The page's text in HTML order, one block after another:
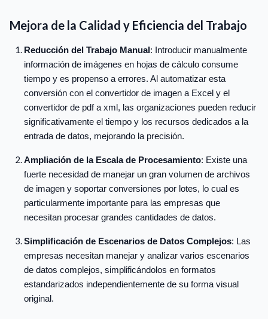
Mejora de la Calidad y Eficiencia del Trabajo
Reducción del Trabajo Manual: Introducir manualmente
información de imágenes en hojas de cálculo consume
tiempo y es propenso a errores. Al automatizar esta
conversión con el convertidor de imagen a Excel y el
convertidor de pdf a xml, las organizaciones pueden reducir
significativamente el tiempo y los recursos dedicados a la
entrada de datos, mejorando la precisión.
Ampliación de la Escala de Procesamiento: Existe una
fuerte necesidad de manejar un gran volumen de archivos
de imagen y soportar conversiones por lotes, lo cual es
particularmente importante para las empresas que
necesitan procesar grandes cantidades de datos.
Simplificación de Escenarios de Datos Complejos: Las
empresas necesitan manejar y analizar varios escenarios
de datos complejos, simplificándolos en formatos
estandarizados independientemente de su forma visual
original.